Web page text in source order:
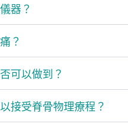
器？
？
可以做到？
接受脊骨物理療程？